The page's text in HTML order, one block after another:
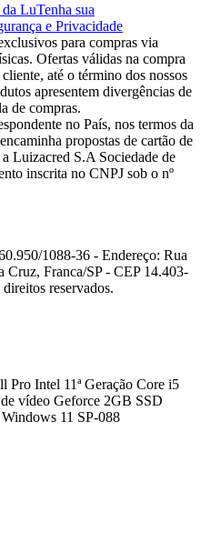
LuTenha sua
e Privacidade
para compras via
Ofertas válidas na compra
até o término dos nossos
apresentem divergências de
de compras.
no País, nos termos da
propostas de cartão de
Luizacred S.A Sociedade de
inscrita no CNPJ sob o nº
1088-36 - Endereço: Rua
Franca/SP - CEP 14.403-
reservados.
Pro Intel 11ª Geração Core i5
vídeo Geforce 2GB SSD
11 SP-088